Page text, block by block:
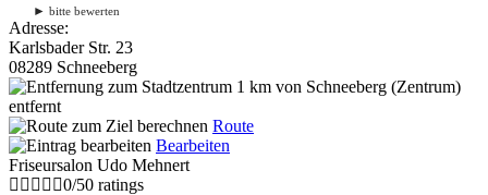
► bitte bewerten
Adresse:
Karlsbader Str. 23
08289 Schneeberg
1 km von Schneeberg (Zentrum)
entfernt
Route
Bearbeiten
Friseursalon Udo Mehnert
0/50 ratings